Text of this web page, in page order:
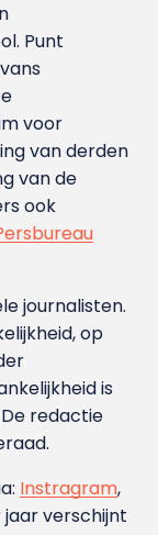
Punt
voor
van derden
van de
ook
journalisten.
op
is
redactie
Instragram,
jaar verschijnt